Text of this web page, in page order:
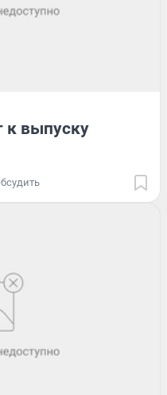
к выпуску